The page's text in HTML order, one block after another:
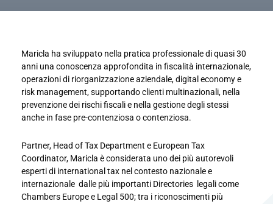
Maricla ha sviluppato nella pratica professionale di quasi 30
anni una conoscenza approfondita in fiscalità internazionale,
operazioni di riorganizzazione aziendale, digital economy e
risk management, supportando clienti multinazionali, nella
prevenzione dei rischi fiscali e nella gestione degli stessi
anche in fase pre-contenziosa o contenziosa.
Partner, Head of Tax Department e European Tax
Coordinator, Maricla è considerata uno dei più autorevoli
esperti di international tax nel contesto nazionale e
internazionale dalle più importanti Directories legali come
Chambers Europe e Legal 500; tra i riconoscimenti più